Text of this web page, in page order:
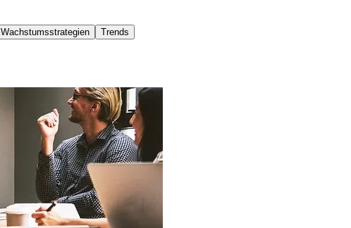
Wachstumsstrategien Trends